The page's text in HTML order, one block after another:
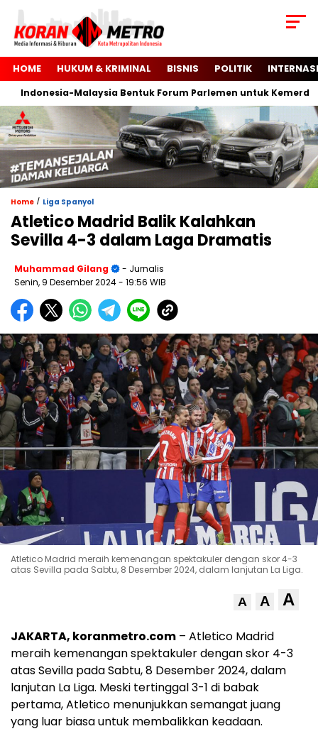
HOME HUKUM & KRIMINAL BISNIS POLITIK
Indonesia-Malaysia Bentuk Forum Parlemen untuk
Home / Liga Spanyol
Atletico Madrid Balik Kalahkan
Sevilla 4-3 dalam Laga Dramatis
Muhammad Gilang
- Jurnalis
Senin, 9 Desember 2024- 19:56 WIB
Atletico Madrid meraih kemenangan spektakuler dengan skor 4-3
atas Sevilla pada Sabtu, 8 Desember 2024, dalam lanjutan La Liga.
A A A
JAKARTA, koranmetro.com – Atletico Madrid
meraih kemenangan spektakuler dengan skor 4-3
atas Sevilla pada Sabtu, 8 Desember 2024, dalam
lanjutan La Liga. Meski tertinggal 3-1 di babak
pertama, Atletico menunjukkan semangat juang
yang luar biasa untuk membalikkan keadaan.